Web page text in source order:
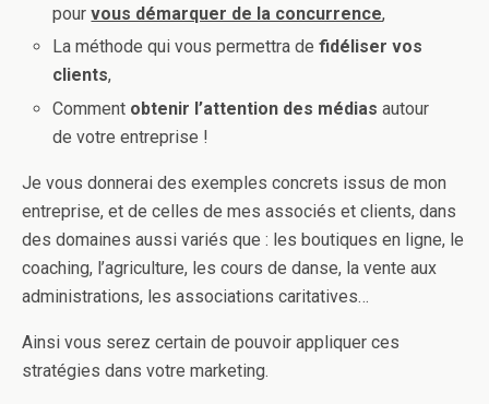
pourvous démarquer de la concurrence,
La méthode qui vous permettra defidéliser vos
clients,
Comment obtenir l’attention des médias autour
de votre entreprise !
Je vous donnerai des exemples concrets issus de mon
entreprise, et de celles de mes associés et clients, dans
des domaines aussi variés que : les boutiques en ligne, le
coaching, l’agriculture, les cours de danse, la vente aux
administrations, les associations caritatives…
Ainsi vous serez certain de pouvoir appliquer ces
stratégies dans votre marketing.